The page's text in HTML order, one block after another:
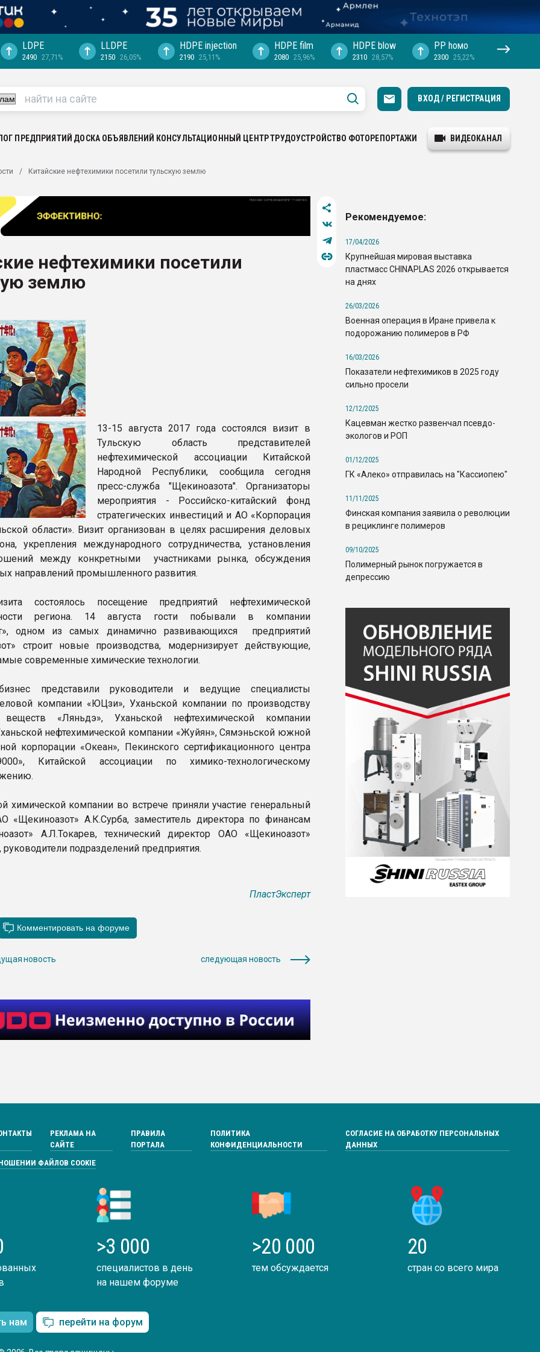
выходит на
рынке
ПЭТ
LDPE
2490 27,71%
LLDPE
2150 26,05%
HDPE injection
2190 25,11%
HDPE film
2080 25,96%
HDPE blow
2310 28,57%
PP hомо
2300 25,22%
ВХОД / РЕГИСТРАЦИЯ
ПРЕДПРИЯТИЙ ДОСКА ОБЪЯВЛЕНИЙ КОНСУЛЬТАЦИОННЫЙ ЦЕНТРТРУДОУСТРОЙСТВО ФОТОРЕПОРТАЖИ ВИДЕОКАНАЛ
Китайские нефтехимики посетили тульскую землю
нефтехимики посетили
землю
13-15 августа 2017 года состоялся визит в
Тульскую область представителей
нефтехимической ассоциации Китайской
Народной Республики, сообщила сегодня
пресс-служба "Щекиноазота". Организаторы
мероприятия - Российско-китайский фонд
стратегических инвестиций и АО «Корпорация
области». Визит организован в целях расширения деловых
укрепления международного сотрудничества, установления
между конкретными участниками рынка, обсуждения
направлений промышленного развития.
состоялось посещение предприятий нефтехимической
региона. 14 августа гости побывали в компании
одном из самых динамично развивающихся предприятий
строит новые производства, модернизирует действующие,
современные химические технологии.
представили руководители и ведущие специалисты
компании «ЮЦзи», Уханьской компании по производству
веществ «Ляньдэ», Уханьской нефтехимической компании
нефтехимической компании «Жуйян», Сямэньской южной
корпорации «Океан», Пекинского сертификационного центра
Китайской ассоциации по химико-технологическому
химической компании во встрече приняли участие генеральный
«Щекиноазот» А.К.Сурба, заместитель директора по финансам
А.Л.Токарев, технический директор ОАО «Щекиноазот»
руководители подразделений предприятия.
ПластЭксперт
новость следующая новость
Рекомендуемое:
17/04/2026
Крупнейшая мировая выставка
пластмасс CHINAPLAS 2026 открывается
на днях
26/03/2026
Военная операция в Иране привела к
подорожанию полимеров в РФ
16/03/2026
Показатели нефтехимиков в 2025 году
сильно просели
12/12/2025
Кацевман жестко развенчал псевдо-
экологов и РОП
01/12/2025
ГК «Алеко» отправилась на "Кассиопею"
11/11/2025
Финская компания заявила о революции
в рециклинге полимеров
09/10/2025
Полимерный рынок погружается в
депрессию
РЕКЛАМА НА
САЙТЕ
ПРАВИЛА
ПОРТАЛА
ПОЛИТИКА
КОНФИДЕНЦИАЛЬНОСТИ
СОГЛАСИЕ НА ОБРАБОТКУ ПЕРСОНАЛЬНЫХ
ДАННЫХ
ФАЙЛОВ COOKIE
>3 000
специалистов в день
на нашем форуме
>20 000
тем обсуждается
20
стран со всего мира
нам перейти на форум